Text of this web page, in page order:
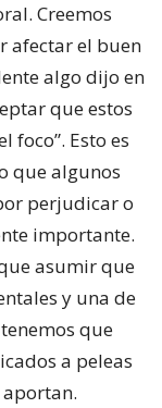
Creemos
afectar el buen
algo dijo en
que estos
foco”. Esto es
que algunos
perjudicar o
importante.
asumir que
y una de
que
a peleas